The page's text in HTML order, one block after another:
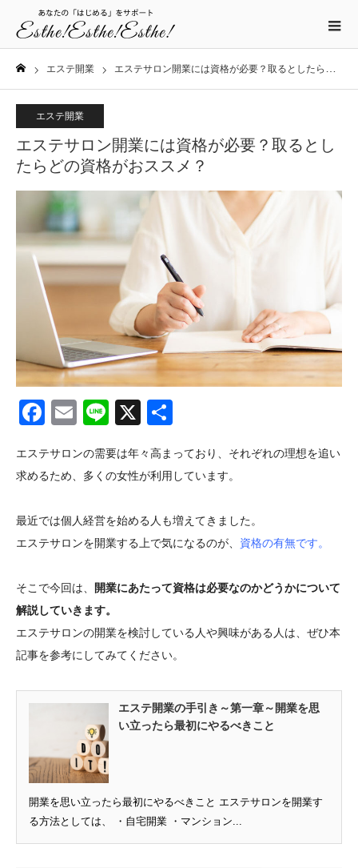
エステ開業 エステサロン開業には資格が必要？取るとしたらどの資格がおススメ？
エステ開業
エステサロン開業には資格が必要？取るとし
たらどの資格がおススメ？
Facebook
EmailLine
X
エステサロンの需要は年々高まっており、それぞれの理想を追い
求めるため、多くの女性が利用しています。
最近では個人経営を始める人も増えてきました。
エステサロンを開業する上で気になるのが、 資格の有無です。
そこで今回は、
開業にあたって資格は必要なのかどうかについて
解説していきます。
エステサロンの開業を検討している人や興味がある人は、ぜひ本
記事を参考にしてみてください。
エステ開業の手引き～第一章～開業を思
い立ったら最初にやるべきこと
開業を思い立ったら最初にやるべきこと エステサロンを開業す
る方法としては、 ・自宅開業 ・マンション...